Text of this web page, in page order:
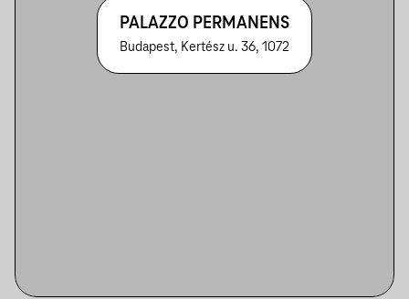
PALAZZO PERMANENS
Budapest, Kertész u. 36, 1072